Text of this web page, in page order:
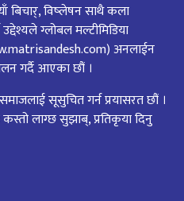
बिचार्, विष्लेषन साथै कला
उद्देश्यले ग्लोबल मल्टीमिडिया
अनलाईन
गर्दै आएका छौं ।
सूसुचित गर्न प्रयासरत छौं ।
लाग्छ सुझाब्, प्रतिकृया दिनु